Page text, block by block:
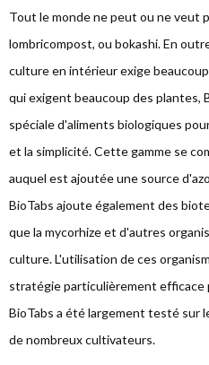
Tout le monde ne peut ou ne veut
lombricompost, ou bokashi. En
culture en intérieur exige
qui exigent beaucoup des plantes,
spéciale d'aliments biologiques
et la simplicité. Cette gamme se
auquel est ajoutée une source
BioTabs ajoute également des
que la mycorhize et d'autres
culture. L'utilisation de ces
stratégie particulièrement efficace
BioTabs a été largement testé sur
de nombreux cultivateurs.